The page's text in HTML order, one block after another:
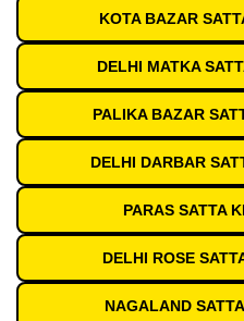
KOTA BAZAR
DELHI MATKA
PALIKA BAZAR
DELHI DARBAR
PARAS SATTA
DELHI ROSE
NAGALAND